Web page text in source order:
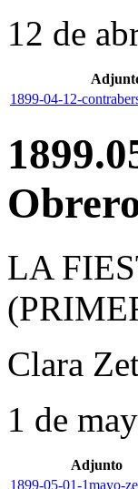
12 de
1899-04-12-
LA
Clara
1 de
Adjunto
1899-05-01-1mayo-